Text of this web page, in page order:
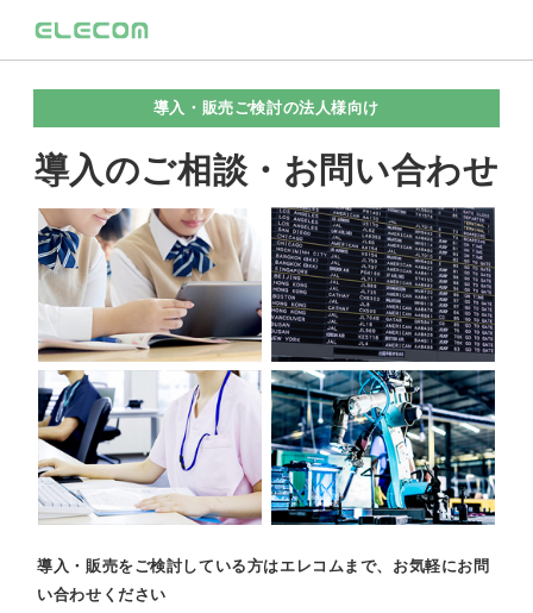
導入・販売ご検討の法人様向け
導入のご相談・お問い合わせ
導入・販売をご検討している方はエレコムまで、お気軽にお問
い合わせください